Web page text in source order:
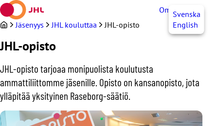
Siirry
sisältöön
OmaJHLSvenska
English
Jäsenyys JHL kouluttaa JHL-opisto
JHL-opisto
JHL-opisto tarjoaa monipuolista koulutusta
ammattiliittomme jäsenille. Opisto on kansanopisto, jota
ylläpitää yksityinen Raseborg-säätiö.